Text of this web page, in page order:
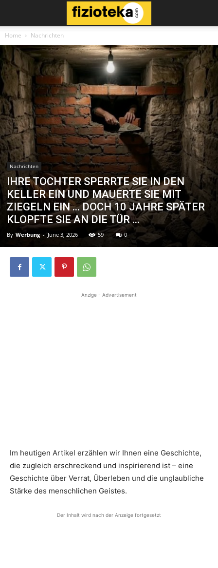
Home Nachrichten
Nachrichten
IHRE TOCHTER SPERRTE SIE IN DEN
KELLER EIN UND MAUERTE SIE MIT
ZIEGELN EIN … DOCH 10 JAHRE SPÄTER
KLOPFTE SIE AN DIE TÜR …
By Werbung - June 3, 2026 59 0
Anzige - Advertisement
Im heutigen Artikel erzählen wir Ihnen eine Geschichte,
die zugleich erschreckend und inspirierend ist – eine
Geschichte über Verrat, Überleben und die unglaubliche
Stärke des menschlichen Geistes.
Der Inhalt wird nach der Anzeige fortgesetzt